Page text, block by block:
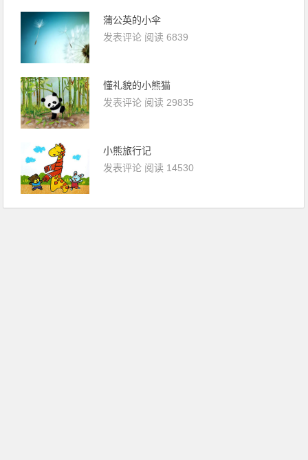
蒲公英的小伞
发表评论 阅读 6839
懂礼貌的小熊猫
发表评论 阅读 29835
小熊旅行记
发表评论 阅读 14530